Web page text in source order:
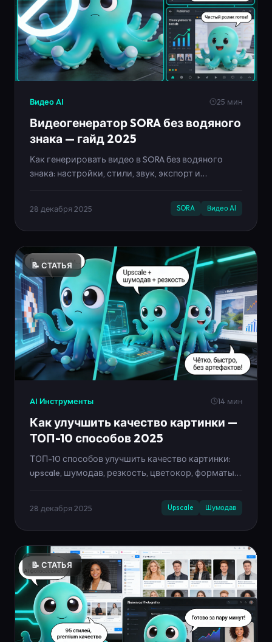
Видео AI 25 мин
Видеогенератор SORA без водяного
знака — гайд 2025
Как генерировать видео в SORA без водяного
знака: настройки, стили, звук, экспорт и
28 декабря 2025 SORA Видео AI
📝 СТАТЬЯ
AI Инструменты 14 мин
Как улучшить качество картинки —
ТОП-10 способов 2025
ТОП-10 способов улучшить качество картинки:
upscale, шумодав, резкость, цветокор, форматы,
28 декабря 2025 Upscale Шумодав
📝 СТАТЬЯ